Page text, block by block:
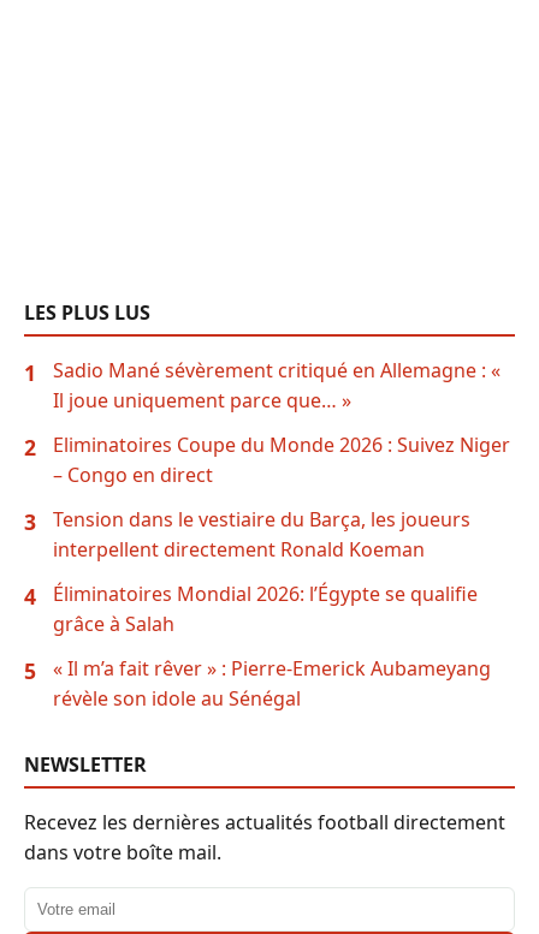
LES PLUS LUS
1
Sadio Mané sévèrement critiqué en Allemagne : «
Il joue uniquement parce que… »
2
Eliminatoires Coupe du Monde 2026 : Suivez Niger
– Congo en direct
3
Tension dans le vestiaire du Barça, les joueurs
interpellent directement Ronald Koeman
4
Éliminatoires Mondial 2026: l’Égypte se qualifie
grâce à Salah
5
« Il m’a fait rêver » : Pierre-Emerick Aubameyang
révèle son idole au Sénégal
NEWSLETTER
Recevez les dernières actualités football directement
dans votre boîte mail.
Adresse email